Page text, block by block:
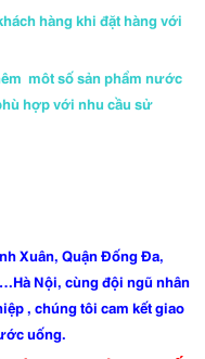
hàng khi đặt hàng với
môt số sản phẩm nước
hợp với nhu cầu sử
Xuân, Quận Đống Đa,
Nội, cùng đội ngũ nhân
, chúng tôi cam kết giao
uống.